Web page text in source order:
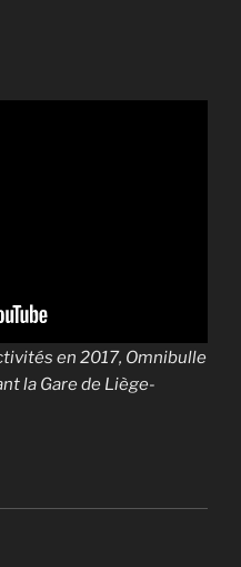
en 2017, Omnibulle
la Gare de Liège-